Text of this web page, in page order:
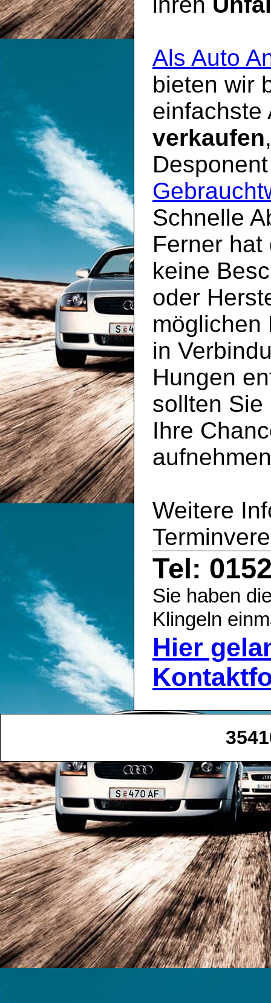
Als Auto
bieten wir
verkaufen
Schnelle
Ferner
keine
oder
möglichen
in
Hungen
sollten Sie
Ihre
Weitere
Tel:
Sie haben
Klingeln
Hier